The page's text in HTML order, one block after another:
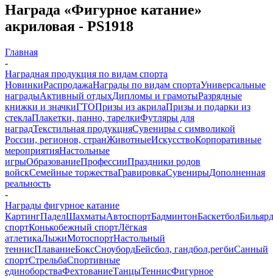
Награда «Фигурное катание»
акриловая - PS1918
Главная
-
Наградная продукция по видам спорта
НовинкиРаспродажаНаграды по видам спортаУниверсальные
наградыАктивный отдыхДипломы и грамотыРазрядные
книжки и значкиГТОПризы из акрилаПризы и подарки из
стеклаПлакетки, панно, тарелкиФутляры для
наградТекстильная продукцияСувениры с символикой
России, регионов, странЖивотныеИскусствоКорпоративные
мероприятияНастольные
игрыОбразованиеПрофессииПраздники родов
войскСемейные торжестваГравировкаСувенирыДополненная
реальность
-
Награды фигурное катание
КартингПаделШахматыАвтоспортБадминтонБаскетболБильярд
спортКонькобежный спортЛёгкая
атлетикаЛыжиМотоспортНастольный
теннисПлаваниеБоксСноубордБейсбол, гандбол,регбиСанный
спортСтрельбаСпортивные
единоборстваФехтованиеТанцыТеннисФигурное